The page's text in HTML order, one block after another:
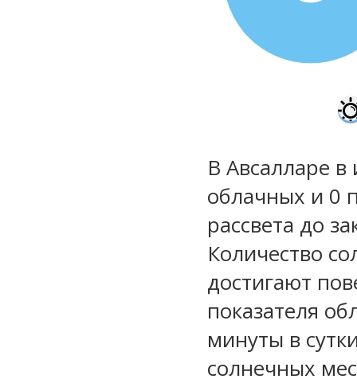
В Авсалларе
облачных и 0
рассвета до
Количество
достигают
показателя
минуты в
солнечных